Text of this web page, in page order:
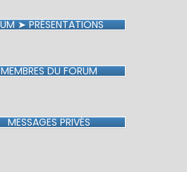
➤ PRÉSENTATIONS
MEMBRES DU FORUM
MESSAGES PRIVÉS